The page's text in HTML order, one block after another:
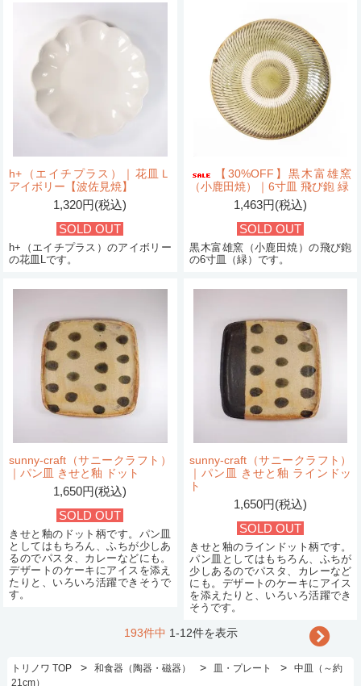
h+（エイチプラス）｜花皿Ｌ
アイボリー【波佐見焼】
1,320円(税込)
SOLD OUT
h+（エイチプラス）のアイボリー
の花皿Lです。
【30%OFF】黒木富雄窯
（小鹿田焼）｜6寸皿 飛び鉋 緑
1,463円(税込)
SOLD OUT
黒木富雄窯（小鹿田焼）の飛び鉋
の6寸皿（緑）です。
sunny-craft（サニークラフト）
｜パン皿 きせと釉 ドット
1,650円(税込)
SOLD OUT
きせと釉のドット柄です。パン皿
としてはもちろん、ふちが少しあ
るのでパスタ、カレーなどにも。
デザートのケーキにアイスを添え
たりと、いろいろ活躍できそうで
す。
sunny-craft（サニークラフト）
｜パン皿 きせと釉 ラインドッ
ト
1,650円(税込)
SOLD OUT
きせと釉のラインドット柄です。
パン皿としてはもちろん、ふちが
少しあるのでパスタ、カレーなど
にも。デザートのケーキにアイス
を添えたりと、いろいろ活躍でき
そうです。
193件中 1-12件を表示
トリノワ TOP > 和食器（陶器・磁器） > 皿・プレート >
中皿（～約
21cm）